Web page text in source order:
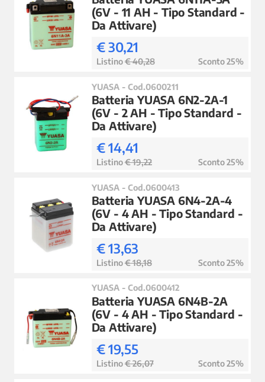
(6V - 11 AH - Tipo Standard -
Da Attivare)
€ 30,21
Listino€ 40,28 Sconto 25%
YUASA - Cod.0600211
Batteria YUASA 6N2-2A-1
(6V - 2 AH - Tipo Standard -
Da Attivare)
€ 14,41
Listino€ 19,22 Sconto 25%
YUASA - Cod.0600413
Batteria YUASA 6N4-2A-4
(6V - 4 AH - Tipo Standard -
Da Attivare)
€ 13,63
Listino€ 18,18 Sconto 25%
YUASA - Cod.0600412
Batteria YUASA 6N4B-2A
(6V - 4 AH - Tipo Standard -
Da Attivare)
€ 19,55
Listino€ 26,07 Sconto 25%